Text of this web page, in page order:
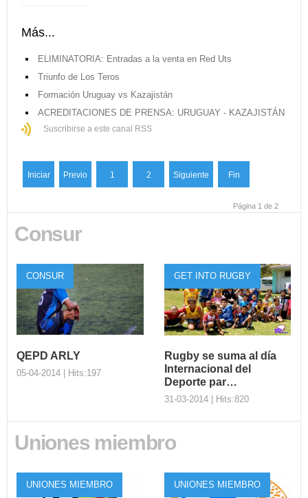
Más...
ELIMINATORIA: Entradas a la venta en Red Uts
Triunfo de Los Teros
Formación Uruguay vs Kazajistán
ACREDITACIONES DE PRENSA: URUGUAY - KAZAJISTÁN
Suscribirse a este canal RSS
Iniciar Previo 1 2 Siguiente Fin
Página 1 de 2
Consur
CONSUR
QEPD ARLY
05-04-2014 | Hits:197
QEPD ARLY
Desde la Confederación
enviamos nuestras
condolencias ...
GET INTO RUGBY
Rugby se suma al día
Internacional del
Deporte par…
31-03-2014 | Hits:820
día Internacional
del Deporte par…
Uniones miembro
UNIONES MIEMBRO UNIONES MIEMBRO